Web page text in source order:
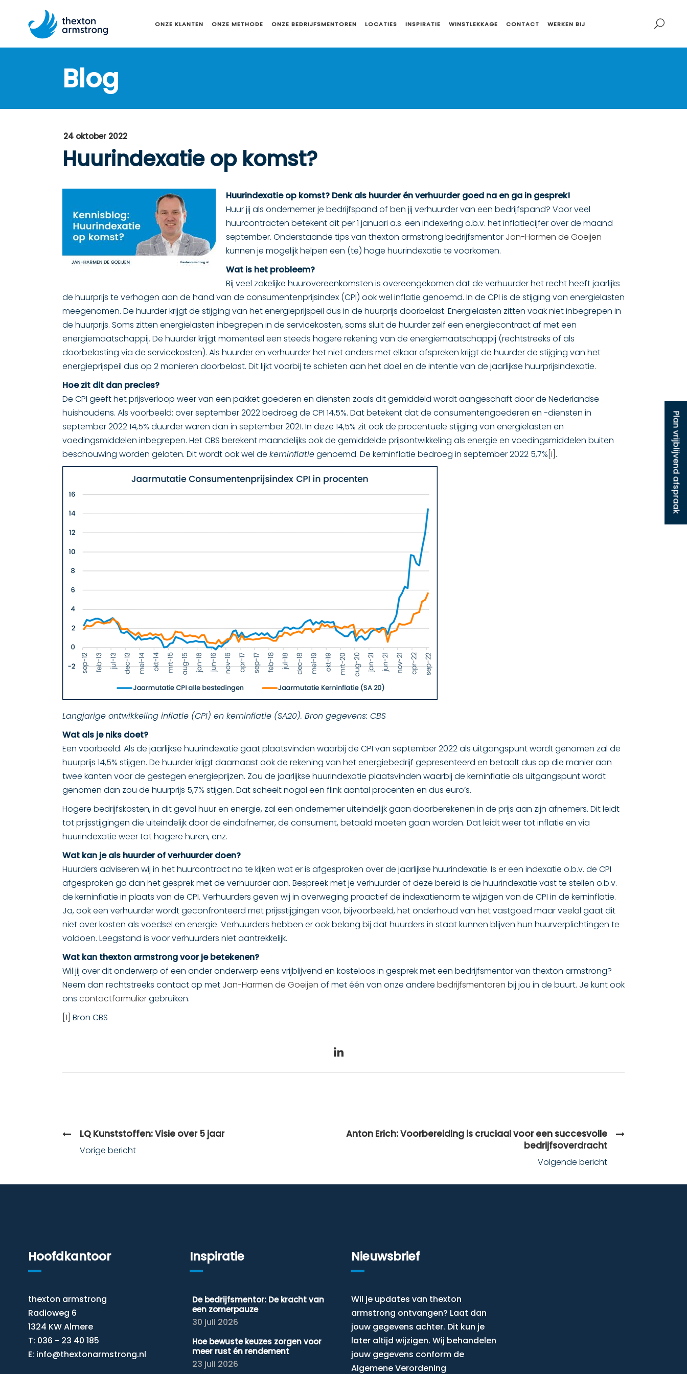
Plan vrijblijvend afspraak
ONZE KLANTEN ONZE METHODE ONZE BEDRIJFSMENTOREN LOCATIES INSPIRATIE WINSTLEKKAGE CONTACT WERKEN BIJ
Blog
24 oktober 2022
Huurindexatie op komst?
Huurindexatie op komst? Denk als huurder én verhuurder goed na en ga in gesprek!
Huur jij als ondernemer je bedrijfspand of ben jij verhuurder van een bedrijfspand? Voor veel
huurcontracten betekent dit per 1 januari a.s. een indexering o.b.v. het inflatiecijfer over de maand
september. Onderstaande tips van thexton armstrong bedrijfsmentor Jan-Harmen de Goeijen
kunnen je mogelijk helpen een (te) hoge huurindexatie te voorkomen.
Wat is het probleem?
Bij veel zakelijke huurovereenkomsten is overeengekomen dat de verhuurder het recht heeft jaarlijks
de huurprijs te verhogen aan de hand van de consumentenprijsindex (CPI) ook wel inflatie genoemd. In de CPI is de stijging van energielasten
meegenomen. De huurder krijgt de stijging van het energieprijspeil dus in de huurprijs doorbelast. Energielasten zitten vaak niet inbegrepen in
de huurprijs. Soms zitten energielasten inbegrepen in de servicekosten, soms sluit de huurder zelf een energiecontract af met een
energiemaatschappij. De huurder krijgt momenteel een steeds hogere rekening van de energiemaatschappij (rechtstreeks of als
doorbelasting via de servicekosten). Als huurder en verhuurder het niet anders met elkaar afspreken krijgt de huurder de stijging van het
energieprijspeil dus op 2 manieren doorbelast. Dit lijkt voorbij te schieten aan het doel en de intentie van de jaarlijkse huurprijsindexatie.
Hoe zit dit dan precies?
De CPI geeft het prijsverloop weer van een pakket goederen en diensten zoals dit gemiddeld wordt aangeschaft door de Nederlandse
huishoudens. Als voorbeeld: over september 2022 bedroeg de CPI 14,5%. Dat betekent dat de consumentengoederen en -diensten in
september 2022 14,5% duurder waren dan in september 2021. In deze 14,5% zit ook de procentuele stijging van energielasten en
voedingsmiddelen inbegrepen. Het CBS berekent maandelijks ook de gemiddelde prijsontwikkeling als energie en voedingsmiddelen buiten
beschouwing worden gelaten. Dit wordt ook wel de kerninflatiegenoemd. De kerninflatie bedroeg in september 2022 5,7% [i] .
Langjarige ontwikkeling inflatie (CPI) en kerninflatie (SA20). Bron gegevens: CBS
Wat als je niks doet?
Een voorbeeld. Als de jaarlijkse huurindexatie gaat plaatsvinden waarbij de CPI van september 2022 als uitgangspunt wordt genomen zal de
huurprijs 14,5% stijgen. De huurder krijgt daarnaast ook de rekening van het energiebedrijf gepresenteerd en betaalt dus op die manier aan
twee kanten voor de gestegen energieprijzen. Zou de jaarlijkse huurindexatie plaatsvinden waarbij de kerninflatie als uitgangspunt wordt
genomen dan zou de huurprijs 5,7% stijgen. Dat scheelt nogal een flink aantal procenten en dus euro’s.
Hogere bedrijfskosten, in dit geval huur en energie, zal een ondernemer uiteindelijk gaan doorberekenen in de prijs aan zijn afnemers. Dit leidt
tot prijsstijgingen die uiteindelijk door de eindafnemer, de consument, betaald moeten gaan worden. Dat leidt weer tot inflatie en via
huurindexatie weer tot hogere huren, enz.
Wat kan je als huurder of verhuurder doen?
Huurders adviseren wij in het huurcontract na te kijken wat er is afgesproken over de jaarlijkse huurindexatie. Is er een indexatie o.b.v. de CPI
afgesproken ga dan het gesprek met de verhuurder aan. Bespreek met je verhuurder of deze bereid is de huurindexatie vast te stellen o.b.v.
de kerninflatie in plaats van de CPI. Verhuurders geven wij in overweging proactief de indexatienorm te wijzigen van de CPI in de kerninflatie.
Ja, ook een verhuurder wordt geconfronteerd met prijsstijgingen voor, bijvoorbeeld, het onderhoud van het vastgoed maar veelal gaat dit
niet over kosten als voedsel en energie. Verhuurders hebben er ook belang bij dat huurders in staat kunnen blijven hun huurverplichtingen te
voldoen. Leegstand is voor verhuurders niet aantrekkelijk.
Wat kan thexton armstrong voor je betekenen?
Wil jij over dit onderwerp of een ander onderwerp eens vrijblijvend en kosteloos in gesprek met een bedrijfsmentor van thexton armstrong?
Neem dan rechtstreeks contact op met Jan-Harmen de Goeijen of met één van onze andere bedrijfsmentoren bij jou in de buurt. Je kunt ook
ons contactformuliergebruiken.
[1] Bron CBS
LQ Kunststoffen: Visie over 5 jaar
Vorige bericht
Anton Erich: Voorbereiding is cruciaal voor een succesvolle
bedrijfsoverdracht
Volgende bericht
Hoofdkantoor
thexton armstrong
Radioweg 6
1324 KW Almere
T: 036 - 23 40 185
E: info@thextonarmstrong.nl
Inspiratie
De bedrijfsmentor: De kracht van
een zomerpauze
30 juli 2026
Hoe bewuste keuzes zorgen voor
meer rust én rendement
23 juli 2026
Nieuwsbrief
Wil je updates van thexton
armstrong ontvangen? Laat dan
jouw gegevens achter. Dit kun je
later altijd wijzigen. Wij behandelen
jouw gegevens conform de
Algemene Verordening